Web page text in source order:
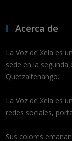
Acerca de
La Voz de Xela es
sede en la
Quetzaltenango.
La Voz de Xela es
redes sociales,
Sus colores